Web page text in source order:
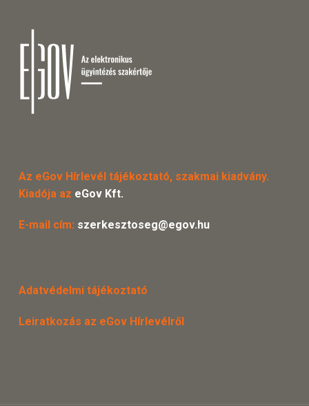
Az eGov Hírlevél tájékoztató, szakmai kiadvány.
Kiadója az eGov Kft.
E-mail cím: szerkesztoseg@egov.hu
Adatvédelmi tájékoztató
Leiratkozás az eGov Hírlevélről